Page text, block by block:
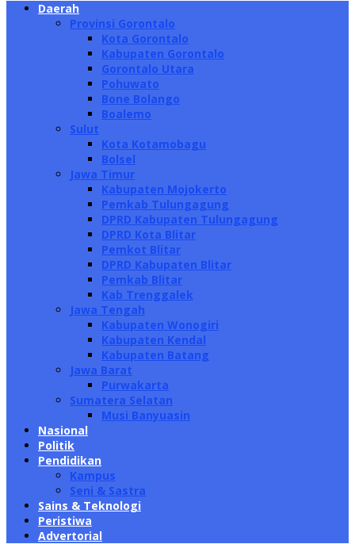
Daerah
Provinsi Gorontalo
Kota Gorontalo
Kabupaten Gorontalo
Gorontalo Utara
Pohuwato
Bone Bolango
Boalemo
Sulut
Kota Kotamobagu
Bolsel
Jawa Timur
Kabupaten Mojokerto
Pemkab Tulungagung
DPRD Kabupaten Tulungagung
DPRD Kota Blitar
Pemkot Blitar
DPRD Kabupaten Blitar
Pemkab Blitar
Kab Trenggalek
Jawa Tengah
Kabupaten Wonogiri
Kabupaten Kendal
Kabupaten Batang
Jawa Barat
Purwakarta
Sumatera Selatan
Musi Banyuasin
Nasional
Politik
Pendidikan
Kampus
Seni & Sastra
Sains & Teknologi
Peristiwa
Advertorial